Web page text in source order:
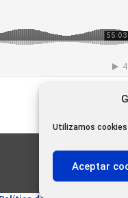
Utilizamos
Aceptar